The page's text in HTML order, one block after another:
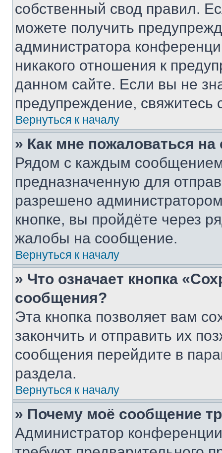
собственный свод правил.
можете получить
администратора
никакого отношения к
данном сайте. Если вы не
предупреждение,
Вернуться к началу
» Как мне пожаловаться
Рядом с каждым сообщением
предназначенную для
разрешено
кнопке, вы пройдёте через
жалобы на сообщение.
Вернуться к началу
» Что означает кнопка
сообщения?
Эта кнопка позволяет вам
закончить и отправить их
сообщения перейдите в
раздела.
Вернуться к началу
» Почему моё сообщение
Администратор